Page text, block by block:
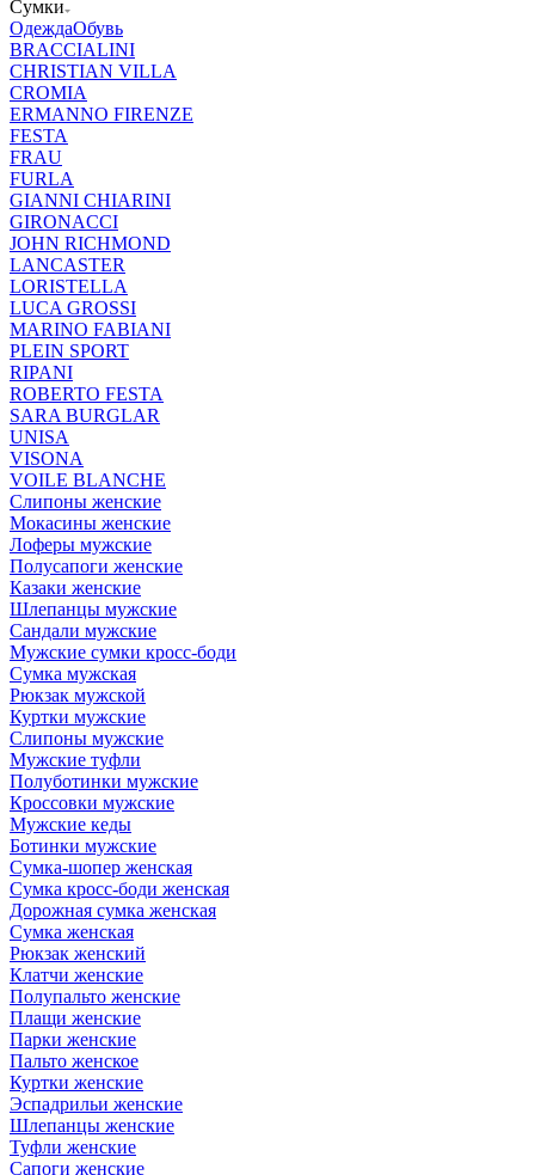
Сумки
ОдеждаОбувь
BRACCIALINI
CHRISTIAN VILLA
CROMIA
ERMANNO FIRENZE
FESTA
FRAU
FURLA
GIANNI CHIARINI
GIRONACCI
JOHN RICHMOND
LANCASTER
LORISTELLA
LUCA GROSSI
MARINO FABIANI
PLEIN SPORT
RIPANI
ROBERTO FESTA
SARA BURGLAR
UNISA
VISONA
VOILE BLANCHE
Слипоны женские
Мокасины женские
Лоферы мужские
Полусапоги женские
Казаки женские
Шлепанцы мужские
Сандали мужские
Мужские сумки кросс-боди
Сумка мужская
Рюкзак мужской
Куртки мужские
Слипоны мужские
Мужские туфли
Полуботинки мужские
Кроссовки мужские
Мужские кеды
Ботинки мужские
Сумка-шопер женская
Сумка кросс-боди женская
Дорожная сумка женская
Сумка женская
Рюкзак женский
Клатчи женские
Полупальто женские
Плащи женские
Парки женские
Пальто женское
Куртки женские
Эспадрильи женские
Шлепанцы женские
Туфли женские
Сапоги женские